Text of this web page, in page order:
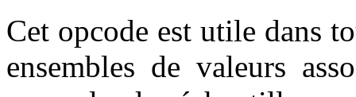
Cet opcode est utile dans
ensembles de valeurs